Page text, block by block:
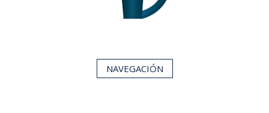
NAVEGACIÓN